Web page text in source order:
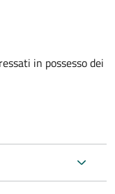
in possesso dei